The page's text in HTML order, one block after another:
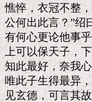
憔悴，衣冠不整
公何出此言？”绍
有何心更论他事
上可以保天子，
知此最好，奈我
唯此子生得最异
见玄德，可言其